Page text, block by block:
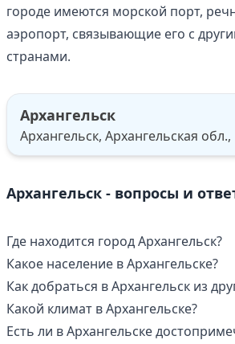
городе имеются морской порт,
аэропорт, связывающие его с
странами.
Архангельск
Архангельск, Архангельская обл.,
Архангельск - вопросы и
Где находится город Архангельск?
Какое население в Архангельске?
Как добраться в Архангельск из
Какой климат в Архангельске?
Есть ли в Архангельске